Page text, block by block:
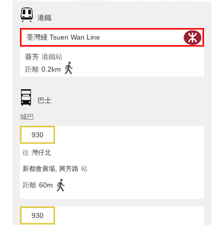
港鐵
荃灣綫 Tsuen Wan Line
葵芳 港鐵站
距離 0.2km
巴士
城巴
930
往 灣仔北
新都會廣場, 興芳路 站
距離 60m
930